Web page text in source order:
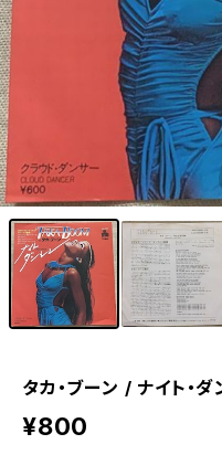
タカ・ブーン / ナイト・ダ
¥800